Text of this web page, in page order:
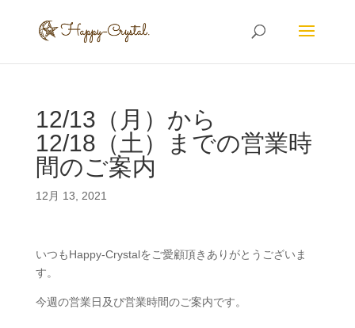
12/13（月）から
12/18（土）までの営業時
間のご案内
12月 13, 2021
いつもHappy-Crystalをご愛顧頂きありがとうございま
す。
今週の営業日及び営業時間のご案内です。